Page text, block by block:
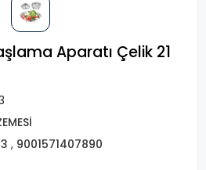
Aparatı Çelik 21
, 9001571407890